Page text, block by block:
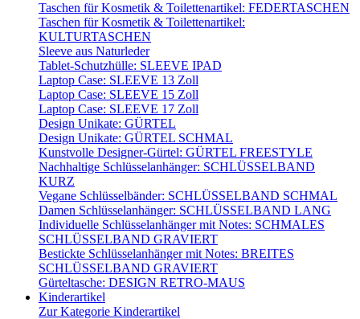
Taschen für Kosmetik & Toilettenartikel: FEDERTASCHEN
Taschen für Kosmetik & Toilettenartikel:
KULTURTASCHEN
Sleeve aus Naturleder
Tablet-Schutzhülle: SLEEVE IPAD
Laptop Case: SLEEVE 13 Zoll
Laptop Case: SLEEVE 15 Zoll
Laptop Case: SLEEVE 17 Zoll
Design Unikate: GÜRTEL
Design Unikate: GÜRTEL SCHMAL
Kunstvolle Designer-Gürtel: GÜRTEL FREESTYLE
Nachhaltige Schlüsselanhänger: SCHLÜSSELBAND
KURZ
Vegane Schlüsselbänder: SCHLÜSSELBAND SCHMAL
Damen Schlüsselanhänger: SCHLÜSSELBAND LANG
Individuelle Schlüsselanhänger mit Notes: SCHMALES
SCHLÜSSELBAND GRAVIERT
Bestickte Schlüsselanhänger mit Notes: BREITES
SCHLÜSSELBAND GRAVIERT
Gürteltasche: DESIGN RETRO-MAUS
Kinderartikel
Zur Kategorie Kinderartikel